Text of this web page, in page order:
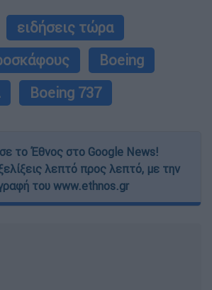
ειδήσεις τώρα
Boeing
Boeing 737
το Έθνος στο Google News!
λεπτό προς λεπτό, με την
του www.ethnos.gr